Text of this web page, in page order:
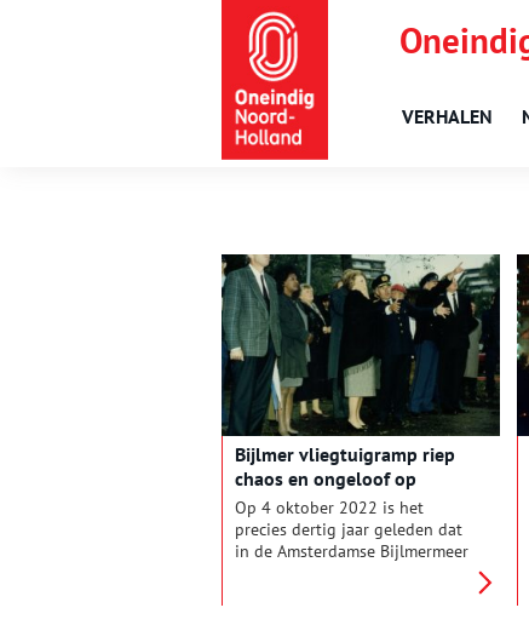
VERHALEN
Bijlmer vliegtuigramp riep
chaos en ongeloof op
Op 4 oktober 2022 is het
precies dertig jaar geleden dat
in de Amsterdamse Bijlmermeer